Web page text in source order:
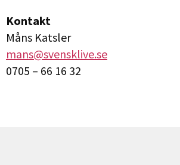
Kontakt
Måns Katsler
mans@svensklive.se
0705 – 66 16 32